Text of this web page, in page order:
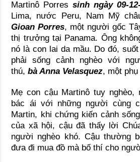
Martinô Porressinh ngày 09-
Lima, nước Peru, Nam Mỹ
Gioan Porres, một người gốc
thị trưởng tại Panama. Ông
nó là con lai da mầu. Do đó,
phải sống cảnh nghèo với
thú,bà Anna Velasquez, một
Mẹ con cậu Martinô tuy nghèo,
bác ái với những người cùng
Martin, khi chứng kiến cảnh
của xã hội, cậu đã thấy lời
người nghèo khó. Cậu thường
đưa đi mua đồ mà bố thí cho